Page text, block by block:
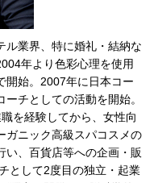
ル業界、特に婚礼・結納な
年より色彩心理を使用
開始。2007年に日本コー
チとしての活動を開始。
を経験してから、女性向
ガニック高級スパコスメの
い、百貨店等への企画・販
として2度目の独立・起業